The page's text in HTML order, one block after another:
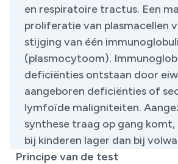
en respiratoire tractus. Een
proliferatie van plasmacellen
stijging van één
(plasmocytoom).
deficiënties ontstaan door
aangeboren deficiënties of
lymfoïde maligniteiten.
synthese traag op gang komt,
bij kinderen lager dan bij
Principe van de test